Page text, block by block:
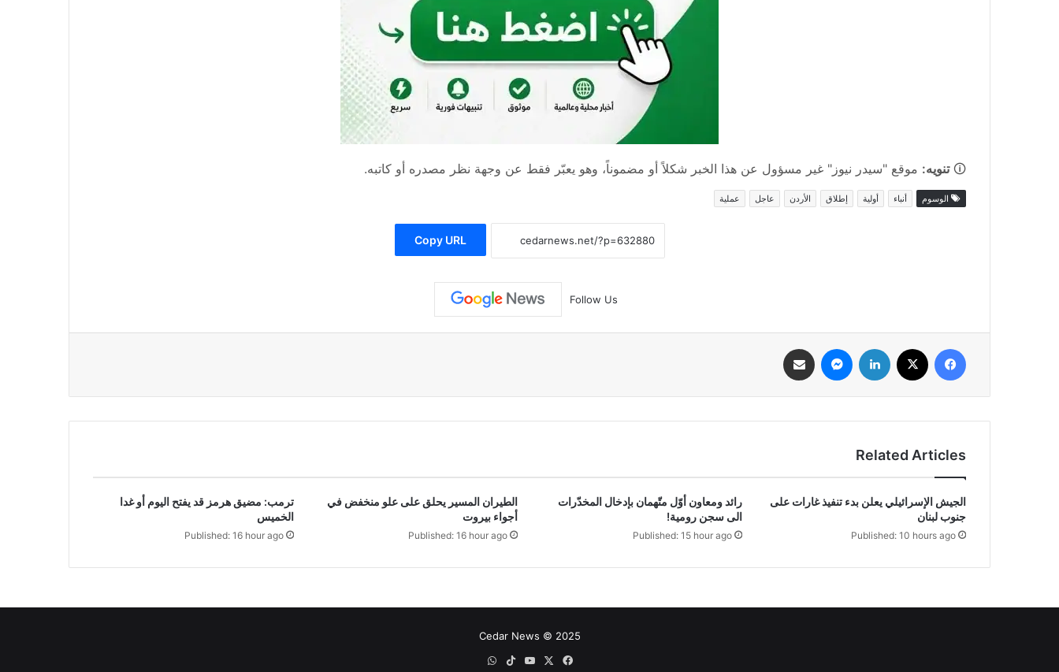
🛈تنويه: موقع "سيدر نيوز" غير مسؤول عن هذا الخبر شكلاً أو مضموناً، وهو يعبّر فقط عن وجهة نظر مصدره أو كاتبه.
الوسوم أنباء أولية إطلاق الأردن عاجل عملية
Copy URL
Follow Us
فيسبوك لينكدإن ماسنجر
Related Articles
الجيش الإسرائيلي يعلن بدء تنفيذ غارات على
جنوب لبنان
Published: 10 hours ago
رائد ومعاون أوّل متّهمان بإدخال المخدّرات
الى سجن رومية!
Published: 15 hour ago
الطيران المسير يحلق على علو منخفض في
أجواء بيروت
Published: 16 hour ago
ترمب: مضيق هرمز قد يفتح اليوم أو غدا
الخميس
Published: 16 hour ago
Cedar News © 2025
فيسبوك ‫YouTube
‫TikTokواتساب